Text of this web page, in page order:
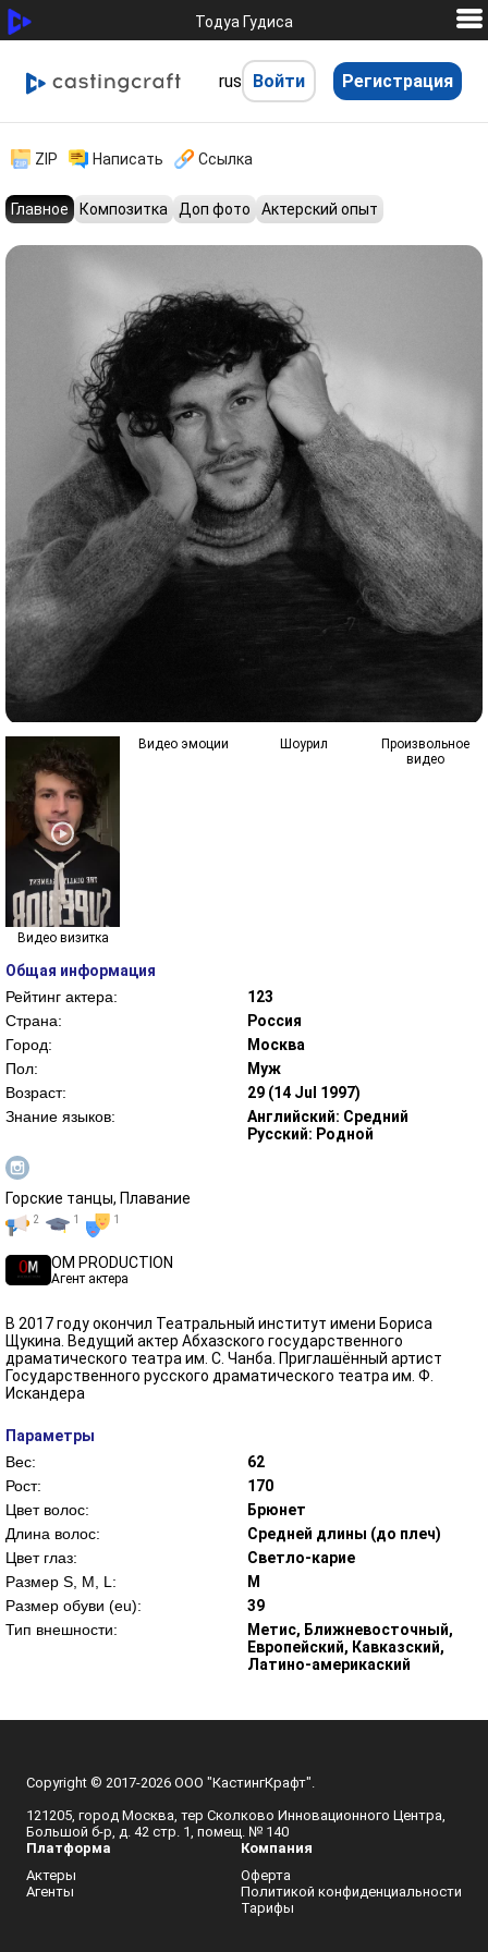
hhh rus Войти Регистрация
Тодуа Гудиса
ZIP Написать Ссылка
Главное Композитка Доп фото Актерский опыт
Видео визитка
Видео эмоции Шоурил
Произвольное
видео
Общая информация
Рейтинг актера:
123
Страна:
Россия
Город:
Москва
Пол:
Муж
Возраст:
29 (14 Jul 1997)
Знание языков:
Английский: Средний
Русский: Родной
Горские танцы, Плавание
2 1 1
OM PRODUCTION
Агент актера
В 2017 году окончил Театральный институт имени Бориса
Щукина. Ведущий актер Абхазского государственного
драматического театра им. С. Чанба. Приглашённый артист
Государственного русского драматического театра им. Ф.
Искандера
Параметры
Вес:
62
Рост:
170
Цвет волос:
Брюнет
Длина волос:
Средней длины (до плеч)
Цвет глаз:
Светло-карие
Размер S, M, L:
M
Размер обуви (eu):
39
Тип внешности:
Метис, Ближневосточный,
Европейский, Кавказский,
Латино-америкаский
Copyright © 2017-2026 ООО "КастингКрафт".
121205, город Москва, тер Сколково Инновационного Центра,
Большой б-р, д. 42 стр. 1, помещ. № 140
Платформа
Актеры
Агенты
Компания
Оферта
Политикой конфиденциальности
Тарифы